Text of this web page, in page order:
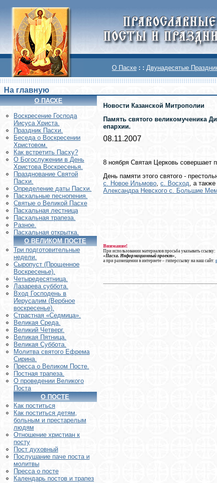
О Пасхе : : Двунадесятые
На главную
О ПАСХЕ
Воскреcение Господа
Иисуса Христа.
Праздник Пасхи.
Беседа о Воскресении
Христовом.
Как встретить Пасху?
О Богослужении в День
Христова Воскресенья.
Празднование Святой
Пасхи.
Определение даты Пасхи.
Пасхальные песнопения.
Святые о Великой Пасхе
Пасхальная лестница
Пасхальная трапеза.
Разное.
Пасхальная открытка.
О ВЕЛИКОМ ПОСТЕ
Три подготовительные
недели.
Сыропуст (Прощенное
Воскресенье).
Четыредесятница.
Лазарева суббота.
Вход Господень в
Иерусалим (Вербное
воскресенье).
Страстная «Седмица».
Великая Среда.
Великий Четверг.
Великая Пятница.
Великая Суббота.
Молитва святого Ефрема
Сирина.
Пресса о Великом Посте.
Постная трапеза.
О проведении Великого
Поста
О ПОСТЕ
Как поститься
Как поститься детям,
больным и престарелым
людям
Отношение христиан к
посту
Пост духовный
Послушание паче поста и
молитвы
Пресса о посте
Календарь постов и трапез
Новости Казанской Митрополии
Память святого великомученика
епархии.
08.11.2007
8 ноября Святая Церковь совершает
День памяти этого святого -
с. Новое Ильмово с. Восход , а также
Александра Невского с. Большие
Внимание!
При использовании материалов просьба указывать ссылку:
«Пасха. Информационный проект»
а при размещении в интернете – гиперссылку на наш сайт: